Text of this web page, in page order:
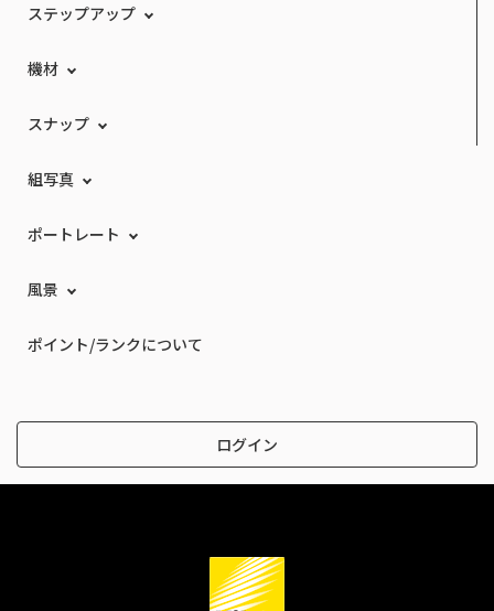
ステップアップ
機材
スナップ
組写真
ポートレート
風景
ポイント/ランクについて
ログイン